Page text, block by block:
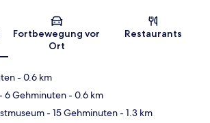
Karte
Fortbewegung vor
Ort
Restaurants
- 0.6 km
6 Gehminuten- 0.6 km
- 15 Gehminuten- 1.3 km